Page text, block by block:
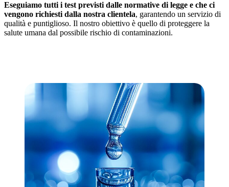
Eseguiamo tutti i test previsti dalle normative di legge e che ci
vengono richiesti dalla nostra clientela, garantendo un servizio di
qualità e puntiglioso. Il nostro obiettivo è quello di proteggere la
salute umana dal possibile rischio di contaminazioni.